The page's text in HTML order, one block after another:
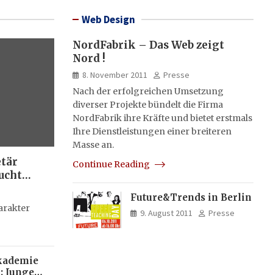
Junge
Web Design
NordFabrik – Das Web zeigt
Nord !
8. November 2011
Presse
Nach der erfolgreichen Umsetzung
diverser Projekte bündelt die Firma
NordFabrik ihre Kräfte und bietet erstmals
Ihre Dienstleistungen einer breiteren
Masse an.
Continue Reading
Future&Trends in Berlin
9. August 2011 Presse